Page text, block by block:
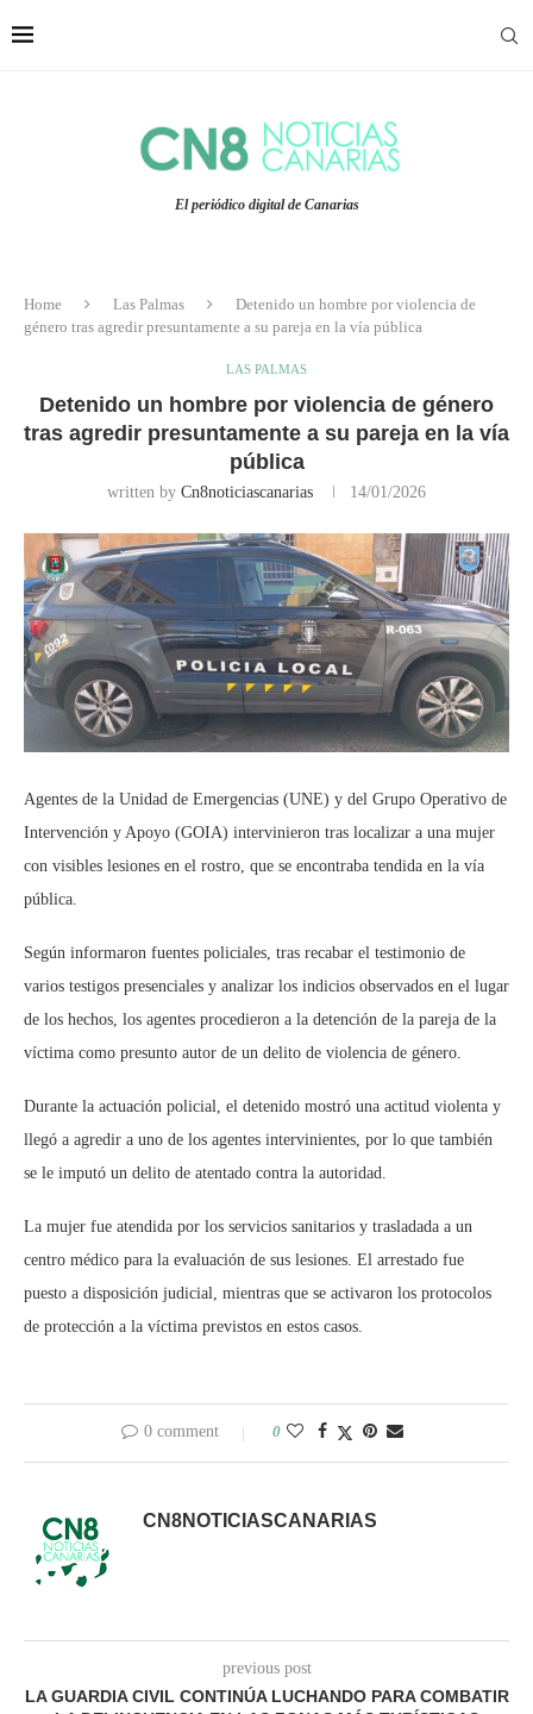
El periódico digital de Canarias
Home Las Palmas
Detenido un hombre por violencia de
género tras agredir presuntamente a su pareja en la vía pública
LAS PALMAS
Detenido un hombre por violencia de género
tras agredir presuntamente a su pareja en la vía
pública
written by Cn8noticiascanarias 14/01/2026
Agentes de la Unidad de Emergencias (UNE) y del Grupo Operativo de
Intervención y Apoyo (GOIA) intervinieron tras localizar a una mujer
con visibles lesiones en el rostro, que se encontraba tendida en la vía
pública.
Según informaron fuentes policiales, tras recabar el testimonio de
varios testigos presenciales y analizar los indicios observados en el lugar
de los hechos, los agentes procedieron a la detención de la pareja de la
víctima como presunto autor de un delito de violencia de género.
Durante la actuación policial, el detenido mostró una actitud violenta y
llegó a agredir a uno de los agentes intervinientes, por lo que también
se le imputó un delito de atentado contra la autoridad.
La mujer fue atendida por los servicios sanitarios y trasladada a un
centro médico para la evaluación de sus lesiones. El arrestado fue
puesto a disposición judicial, mientras que se activaron los protocolos
de protección a la víctima previstos en estos casos.
0 comment 0
CN8NOTICIASCANARIAS
previous post
LA GUARDIA CIVIL CONTINÚA LUCHANDO PARA COMBATIR